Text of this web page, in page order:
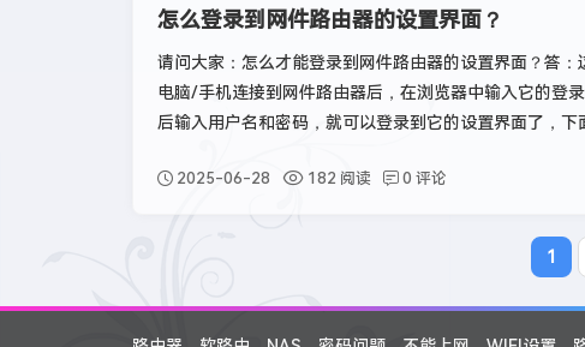
怎么登录到网件路由器的设置界面？
请问大家：怎么才能登录到网件路由器的设置界面？答
电脑/手机连接到网件路由器后，在浏览器中输入它的登
后输入用户名和密码，就可以登录到它的设置界面了，下
2025-06-28 182 阅读 0 评论
1